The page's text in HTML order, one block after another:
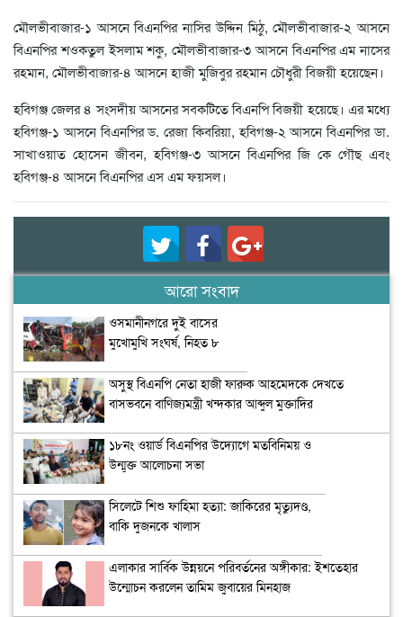
মৌলভীবাজার-১ আসনে বিএনপির নাসির উদ্দিন মিঠু, মৌলভীবাজার-২ আসনে
বিএনপির শওকতুল ইসলাম শকু, মৌলভীবাজার-৩ আসনে বিএনপির এম নাসের
রহমান, মৌলভীবাজার-৪ আসনে হাজী মুজিবুর রহমান চৌধুরী বিজয়ী হয়েছেন।
হবিগঞ্জ জেলর ৪ সংসদীয় আসনের সবকটিতে বিএনপি বিজয়ী হয়েছে। এর মধ্যে
হবিগঞ্জ-১ আসনে বিএনপির ড. রেজা কিবরিয়া, হবিগঞ্জ-২ আসনে বিএনপির ডা.
সাখাওয়াত হোসেন জীবন, হবিগঞ্জ-৩ আসনে বিএনপির জি কে গৌছ এবং
হবিগঞ্জ-৪ আসনে বিএনপির এস এম ফয়সল।
আরো সংবাদ
ওসমানীনগরে দুই বাসের
মুখোমুখি সংঘর্ষ, নিহত ৮
অসুস্থ বিএনপি নেতা হাজী ফারুক আহমেদকে দেখতে
বাসভবনে বাণিজ্যমন্ত্রী খন্দকার আব্দুল মুক্তাদির
১৮নং ওয়ার্ড বিএনপির উদ্যোগে মতবিনিময় ও
উন্মুক্ত আলোচনা সভা
সিলেটে শিশু ফাহিমা হত্যা: জাকিরের মৃত্যুদণ্ড,
বাকি দুজনকে খালাস
এলাকার সার্বিক উন্নয়নে পরিবর্তনের অঙ্গীকার: ইশতেহার
উন্মোচন করলেন তামিম জুবায়ের মিনহাজ